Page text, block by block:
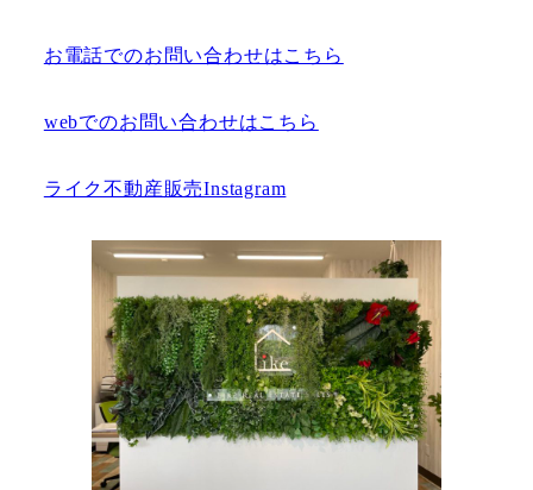
お電話でのお問い合わせはこちら
webでのお問い合わせはこちら
ライク不動産販売Instagram